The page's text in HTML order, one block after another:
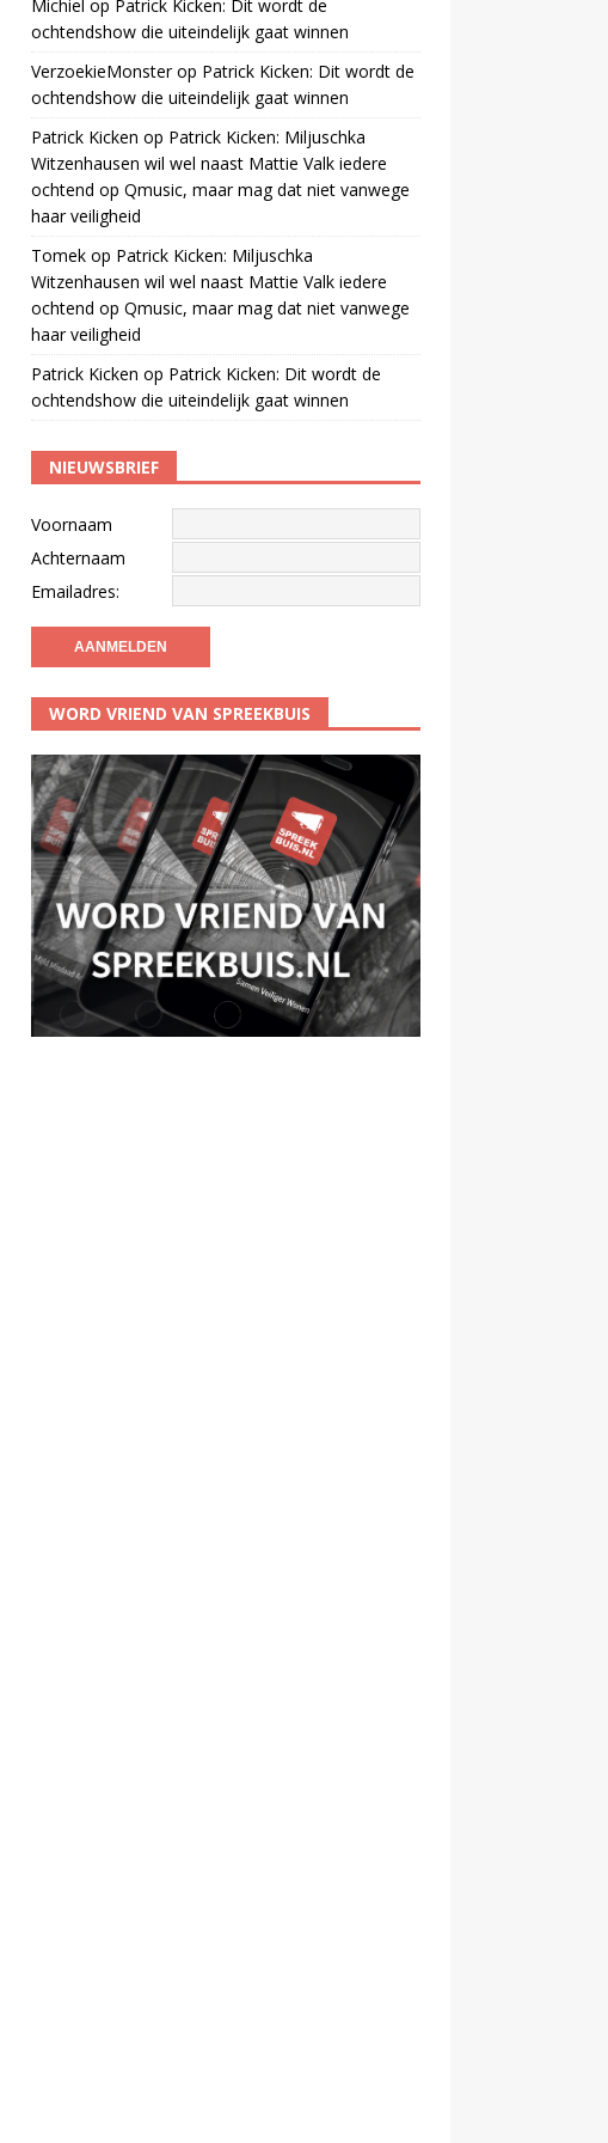
Michiel op Patrick Kicken: Dit wordt de
ochtendshow die uiteindelijk gaat winnen
VerzoekieMonsterop Patrick Kicken: Dit wordt de
ochtendshow die uiteindelijk gaat winnen
Patrick Kicken op Patrick Kicken: Miljuschka
Witzenhausen wil wel naast Mattie Valk iedere
ochtend op Qmusic, maar mag dat niet vanwege
haar veiligheid
Tomekop Patrick Kicken: Miljuschka
Witzenhausen wil wel naast Mattie Valk iedere
ochtend op Qmusic, maar mag dat niet vanwege
haar veiligheid
Patrick Kicken op Patrick Kicken: Dit wordt de
ochtendshow die uiteindelijk gaat winnen
NIEUWSBRIEF
Voornaam
Achternaam
Emailadres:
WORD VRIEND VAN SPREEKBUIS